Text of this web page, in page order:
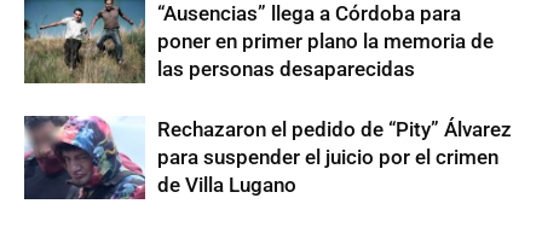
“Ausencias” llega a Córdoba para
poner en primer plano la memoria de
las personas desaparecidas
Rechazaron el pedido de “Pity” Álvarez
para suspender el juicio por el crimen
de Villa Lugano